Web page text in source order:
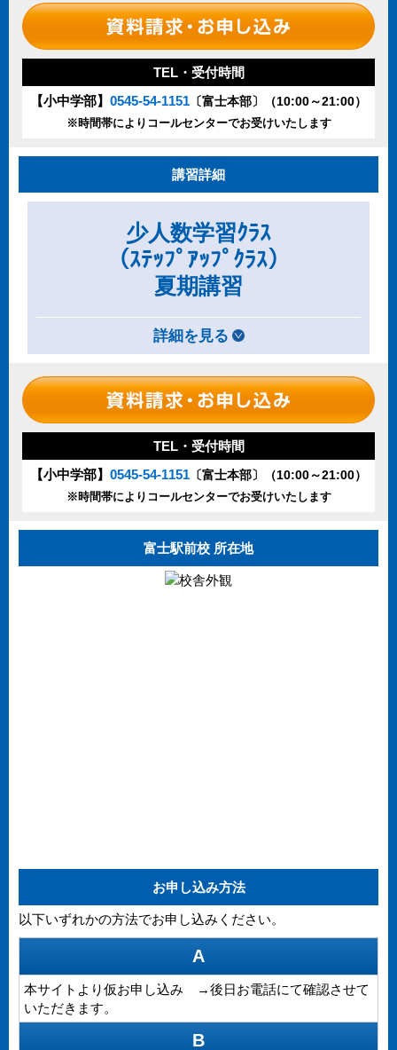
TEL・受付時間
【小中学部】 0545-54-1151 〔富士本部〕（10:00～21:00）
※時間帯によりコールセンターでお受けいたします
講習詳細
少人数学習ｸﾗｽ
（ｽﾃｯﾌﾟｱｯﾌﾟｸﾗｽ）
夏期講習
詳細を見る
TEL・受付時間
【小中学部】 0545-54-1151 〔富士本部〕（10:00～21:00）
※時間帯によりコールセンターでお受けいたします
富士駅前校 所在地
お申し込み方法
以下いずれかの方法でお申し込みください。
A
本サイトより仮お申し込み →後日お電話にて確認させて
いただきます。
B